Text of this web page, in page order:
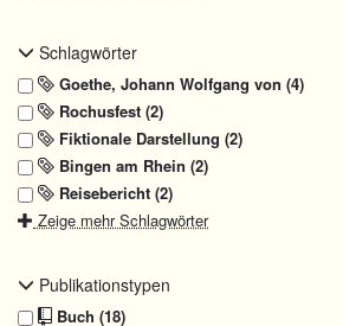
Schlagwörter
Goethe, Johann Wolfgang von (4)
Rochusfest (2)
Fiktionale Darstellung (2)
Bingen am Rhein (2)
Reisebericht (2)
Zeige mehr Schlagwörter
Publikationstypen
Buch (18)